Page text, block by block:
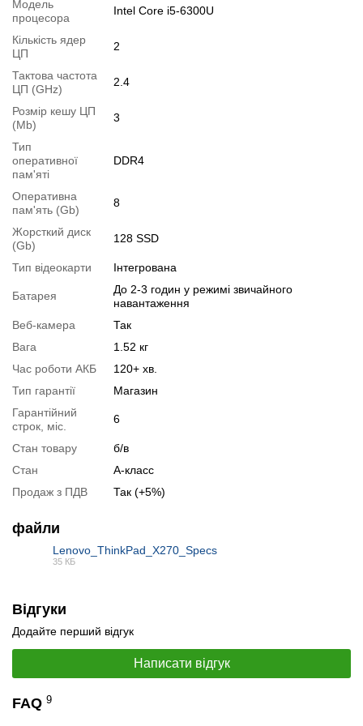
Встановлено SSD на 128 GB
Можлива модифікація:
1.Збільшення об'єму RAM
Ви можете розширити строк гарантії на
Можлива також комплектація
Для цього додайте в корзину відповідну позицію з розділу
"Аксесуари
Специфікація процесора:
Тестування процесора:Intel Core i5-6300U
Запит оптової ціни
Модель
процесора
Intel Core i5-6300U
Кількість ядер
ЦП
2
Тактова частота
ЦП (GHz)
2.4
Розмір кешу ЦП
(Mb)
3
Тип
оперативної
пам'яті
DDR4
Оперативна
пам'ять (Gb)
8
Жорсткий диск
(Gb)
128 SSD
Тип відеокарти Інтегрована
Батарея
До 2-3 годин у режимі звичайного
навантаження
Веб-камера
Так
Вага
1.52 кг
Час роботи АКБ
120+ хв.
Тип гарантії
Магазин
Гарантійний
строк, міс.
6
Стан товару
б/в
Стан
А-класс
Продаж з ПДВ
Так (+5%)
файли
Lenovo_ThinkPad_X270_Specs
35 КБ
Відгуки
Додайте перший відгук
Написати відгук
FAQ 9